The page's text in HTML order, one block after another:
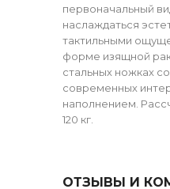
первоначальный
наслаждаться
тактильными
форме изящной
стальных ножках
современных
наполнением.
120 кг.
ОТЗЫВЫ И